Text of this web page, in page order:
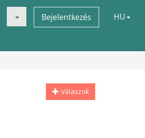
Bejelentkezés HU
Válaszok